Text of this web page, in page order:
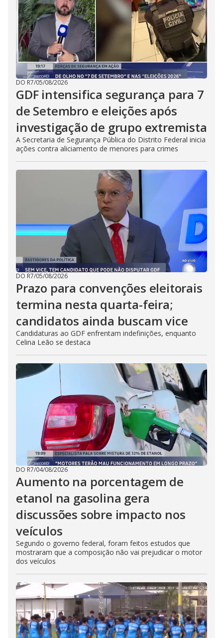
DO R7/05/08/2026
GDF intensifica segurança para 7
de Setembro e eleições após
investigação de grupo extremista
A Secretaria de Segurança Pública do Distrito Federal inicia
ações contra aliciamento de menores para crimes
DO R7/05/08/2026
Prazo para convenções eleitorais
termina nesta quarta-feira;
candidatos ainda buscam vice
Candidaturas ao GDF enfrentam indefinições, enquanto
Celina Leão se destaca
DO R7/04/08/2026
Aumento na porcentagem de
etanol na gasolina gera
discussões sobre impacto nos
veículos
Segundo o governo federal, foram feitos estudos que
mostraram que a composição não vai prejudicar o motor
dos veículos